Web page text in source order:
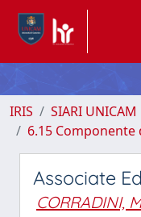
IRIS SIARI UNICAM
6.15
Associate
CORRADINI,